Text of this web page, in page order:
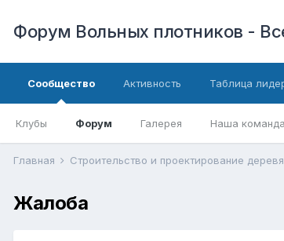
Форум Вольных плотников -
Сообщество
Клубы Форум Галерея Наша команда
Активность Таблица
Главная Строительство и проектирование
Жалоба